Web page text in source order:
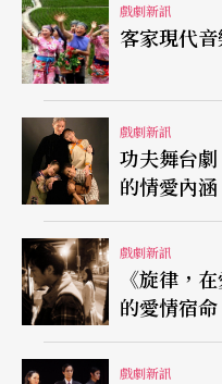
戲劇新訊
客家現代
戲劇新訊
功夫舞台
的情愛內涵
戲劇新訊
《旋律，
的愛情宿命
戲劇新訊